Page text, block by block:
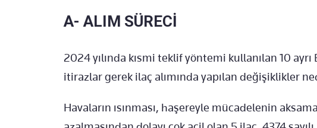
A- ALIM SÜRECİ
2024 yılında kısmi teklif yöntemi kullanılan 10
itirazlar gerek ilaç alımında yapılan değişiklikler
Havaların ısınması, haşereyle mücadelenin